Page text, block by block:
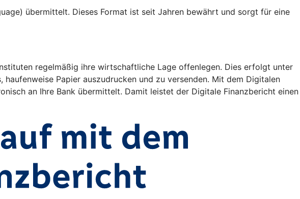
übermittelt. Dieses Format ist seit Jahren bewährt und sorgt für eine
regelmäßig ihre wirtschaftliche Lage offenlegen. Dies erfolgt unter
Papier auszudrucken und zu versenden. Mit dem Digitalen
an Ihre Bank übermittelt. Damit leistet der Digitale Finanzbericht einen